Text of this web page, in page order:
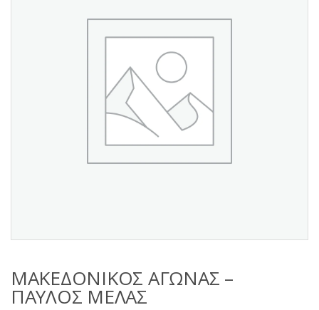
ΜΑΚΕΔΟΝΙΚΟΣ ΑΓΩΝΑΣ –
ΠΑΥΛΟΣ ΜΕΛΑΣ